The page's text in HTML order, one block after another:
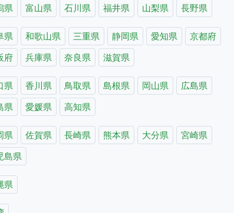
県 富山県 石川県 福井県 山梨県 長野県
県 和歌山県 三重県 静岡県 愛知県
京都府
府
兵庫県 奈良県 滋賀県
県 香川県 鳥取県 島根県 岡山県
広島県
県
愛媛県 高知県
県 佐賀県 長崎県 熊本県 大分県
宮崎県
島県
県